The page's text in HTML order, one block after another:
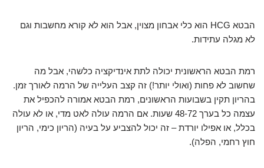
הבטא HCG הוא כלי אבחון מצוין, אבל הוא לא קורא מחשבות וגם
לא מגלה עתידות.
רמת הבטא הראשונית יכולה לתת אינדיקציה כלשהי, אבל מה
שחשוב לא פחות (ואולי יותר!) זה קצב העלייה של הרמה לאורך זמן.
בהריון תקין בשבועות הראשונים, רמת הבטא אמורה להכפיל את
עצמה כל בערך 48-72 שעות. אם הרמה עולה לאט מדי, או לא עולה
בכלל, או אפילו יורדת – זה יכול להצביע על בעיה (הריון כימי, הריון
חוץ רחמי, הפלה).